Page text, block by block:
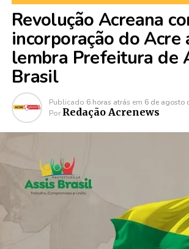
Revolução Acreana
incorporação do Acre
lembra Prefeitura de
Brasil
Publicado 6 horas atrás em 6 de agosto
Por Redação Acrenews